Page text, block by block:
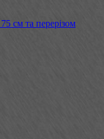
см та перерізом